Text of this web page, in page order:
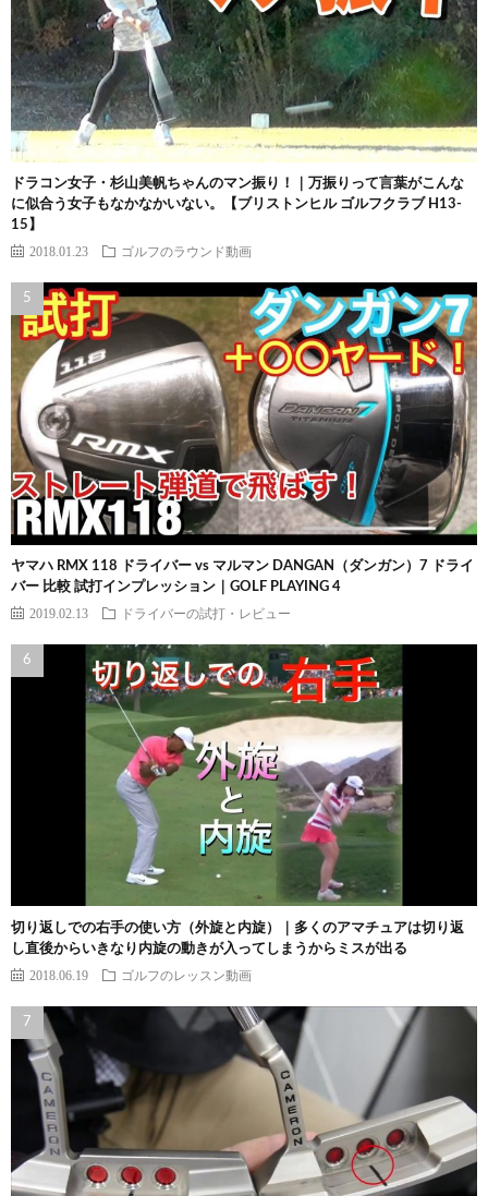
ドラコン女子・杉山美帆ちゃんのマン振り！｜万振りって言葉がこんな
に似合う女子もなかなかいない。【ブリストンヒル ゴルフクラブ H13-
15】
2018.01.23 ゴルフのラウンド動画
ヤマハ RMX 118 ドライバー vs マルマン DANGAN（ダンガン）7 ドライ
バー 比較 試打インプレッション｜GOLF PLAYING 4
2019.02.13 ドライバーの試打・レビュー
切り返しでの右手の使い方（外旋と内旋）｜多くのアマチュアは切り返
し直後からいきなり内旋の動きが入ってしまうからミスが出る
2018.06.19 ゴルフのレッスン動画